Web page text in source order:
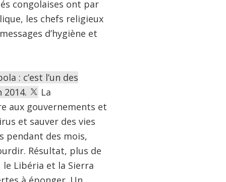
congolaises ont par
les chefs religieux
d’hygiène et
: c’est l’un des
2014.
La
aux gouvernements et
et sauver des vies
pendant des mois,
Résultat, plus de
le Libéria et la Sierra